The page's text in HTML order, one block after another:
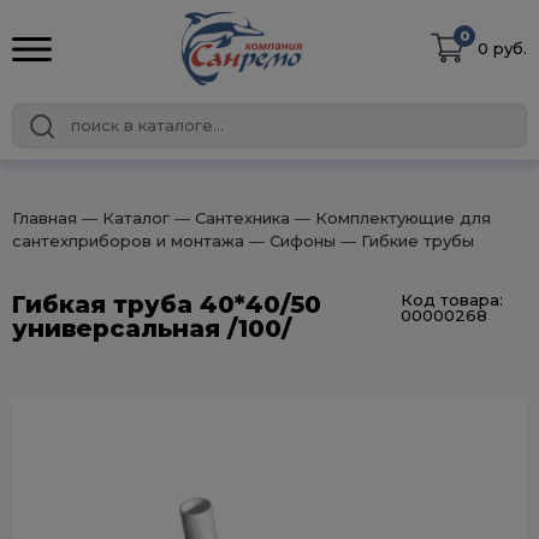
0
0 руб.
Главная ― Каталог ― Сантехника ― Комплектующие для
сантехприборов и монтажа ― Сифоны ― Гибкие трубы
Гибкая труба 40*40/50
универсальная /100/
Код товара:
00000268